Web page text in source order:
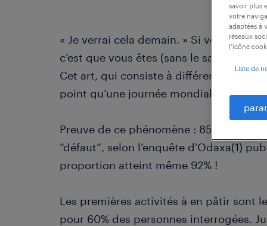
« Je verrai cela demain. » Si vous
c’est que vous êtes (sans le savoir
Cet art, qui consiste à différer une
point qu’une journée mondiale lui est
Preuve de ce phénomène : 85% des
“défaut”, selon l’enquête d’Odaxa(1)
proportion atteint même 92% !
Les premières activités à en pâtir sont
pour 60% des personnes interrogées.
savoir plus
votre
adaptées à
réseaux
l’icône
Liste de